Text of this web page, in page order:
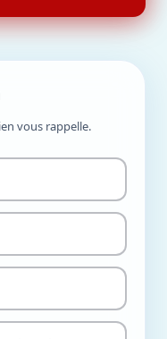
vous rappelle.